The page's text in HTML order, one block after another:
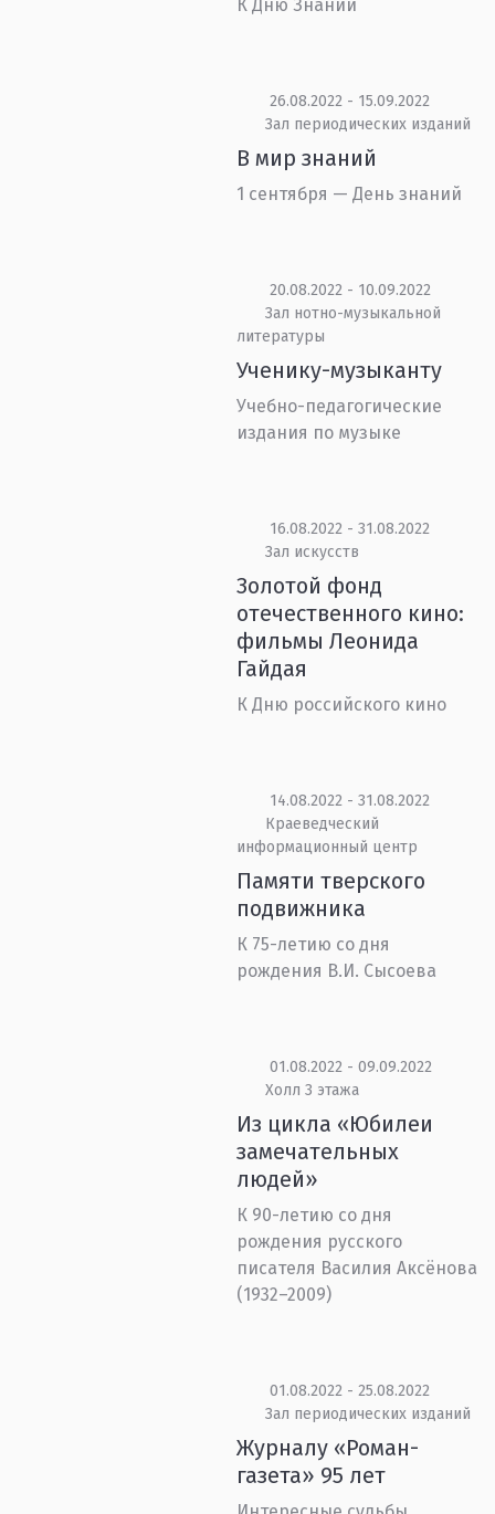
К Дню Знаний
26.08.2022 - 15.09.2022
Зал периодических изданий
В мир знаний
1 сентября — День знаний
20.08.2022 - 10.09.2022
Зал нотно-музыкальной
литературы
Ученику-музыканту
Учебно-педагогические
издания по музыке
16.08.2022 - 31.08.2022
Зал искусств
Золотой фонд
отечественного кино:
фильмы Леонида
Гайдая
К Дню российского кино
14.08.2022 - 31.08.2022
Краеведческий
информационный центр
Памяти тверского
подвижника
К 75-летию со дня
рождения В.И. Сысоева
01.08.2022 - 09.09.2022
Холл 3 этажа
Из цикла «Юбилеи
замечательных
людей»
К 90-летию со дня
рождения русского
писателя Василия Аксёнова
(1932–2009)
01.08.2022 - 25.08.2022
Зал периодических изданий
Журналу «Роман-
газета» 95 лет